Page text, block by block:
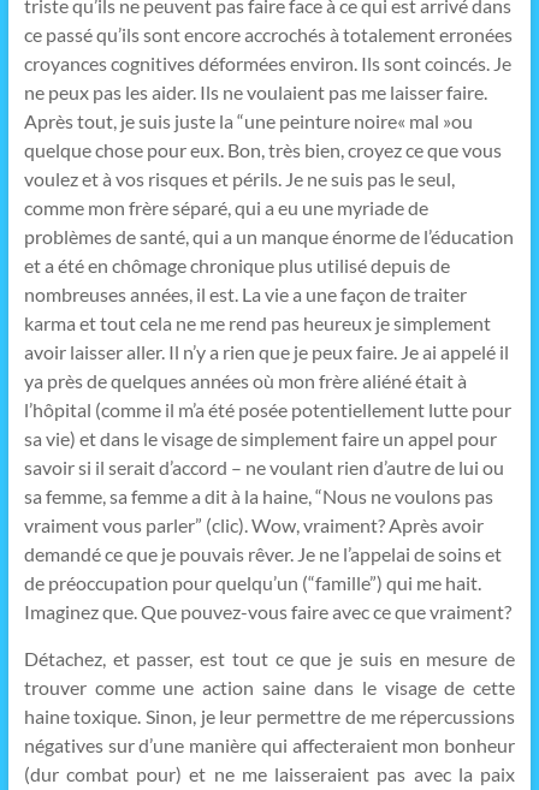
triste qu’ils ne peuvent pas faire face à ce qui est arrivé dans
ce passé qu’ils sont encore accrochés à totalement erronées
croyances cognitives déformées environ. Ils sont coincés. Je
ne peux pas les aider. Ils ne voulaient pas me laisser faire.
Après tout, je suis juste la “une peinture noire« mal »ou
quelque chose pour eux. Bon, très bien, croyez ce que vous
voulez et à vos risques et périls. Je ne suis pas le seul,
comme mon frère séparé, qui a eu une myriade de
problèmes de santé, qui a un manque énorme de l’éducation
et a été en chômage chronique plus utilisé depuis de
nombreuses années, il est. La vie a une façon de traiter
karma et tout cela ne me rend pas heureux je simplement
avoir laisser aller. Il n’y a rien que je peux faire. Je ai appelé il
ya près de quelques années où mon frère aliéné était à
l’hôpital (comme il m’a été posée potentiellement lutte pour
sa vie) et dans le visage de simplement faire un appel pour
savoir si il serait d’accord – ne voulant rien d’autre de lui ou
sa femme, sa femme a dit à la haine, “Nous ne voulons pas
vraiment vous parler” (clic). Wow, vraiment? Après avoir
demandé ce que je pouvais rêver. Je ne l’appelai de soins et
de préoccupation pour quelqu’un (“famille”) qui me hait.
Imaginez que. Que pouvez-vous faire avec ce que vraiment?
Détachez, et passer, est tout ce que je suis en mesure de
trouver comme une action saine dans le visage de cette
haine toxique. Sinon, je leur permettre de me répercussions
négatives sur d’une manière qui affecteraient mon bonheur
(dur combat pour) et ne me laisseraient pas avec la paix